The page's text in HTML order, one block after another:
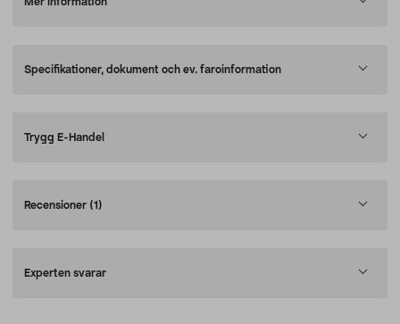
Specifikationer, dokument och ev. faroinformation
Trygg E-Handel
Recensioner (1)
Experten svarar